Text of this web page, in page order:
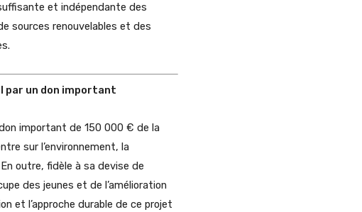
et indépendante des
sources renouvelables et des
par un don important
important de 150 000 € de la
sur l’environnement, la
outre, fidèle à sa devise de
des jeunes et de l’amélioration
et l’approche durable de ce projet